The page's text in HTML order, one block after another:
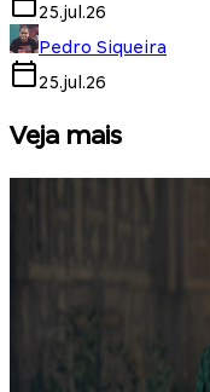
25.jul.26
Pedro Siqueira
25.jul.26
Veja mais